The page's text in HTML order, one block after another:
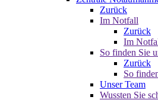
Zurück
Im Notfall
Zurück
Im
So finden Sie
Zurück
So
Unser Team
Wussten Sie